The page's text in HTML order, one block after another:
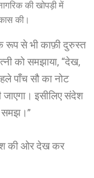
की खोपड़ी में
की।
रूप से भी काफ़ी दुरुस्त
को समझाया, “देख,
पाँच सौ का नोट
इसीलिए संदेश
समझ।”
की ओर देख कर